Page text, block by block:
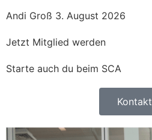
Andi Groß 3. August 2026
Jetzt Mitglied werden
Starte auch du beim SCA
Kontakt